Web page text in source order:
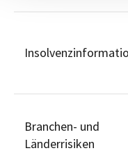
Branchen- und
Länderrisiken